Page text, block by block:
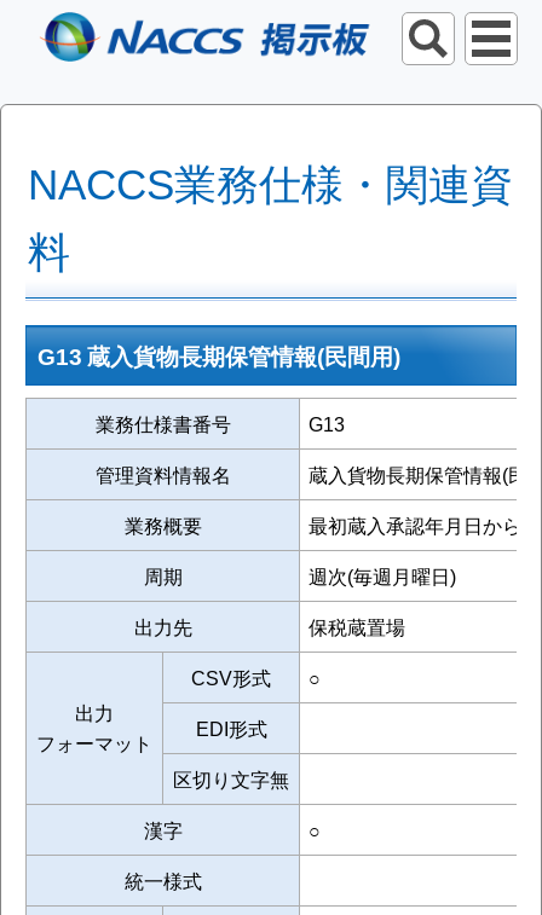
NACCS業務仕様・関連資
料
G13 蔵入貨物長期保管情報(民間用)
業務仕様書番号
G13
管理資料情報名
蔵入貨物長期保管情報(民
業務概要
最初蔵入承認年月日から
周期
週次(毎週月曜日)
出力先
保税蔵置場
出力
フォーマット
CSV形式
○
EDI形式
区切り文字無
漢字
○
統一様式